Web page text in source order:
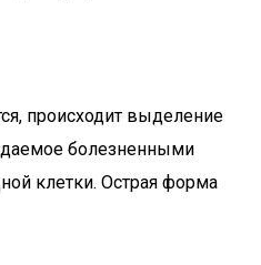
происходит выделение
болезненными
клетки. Острая форма